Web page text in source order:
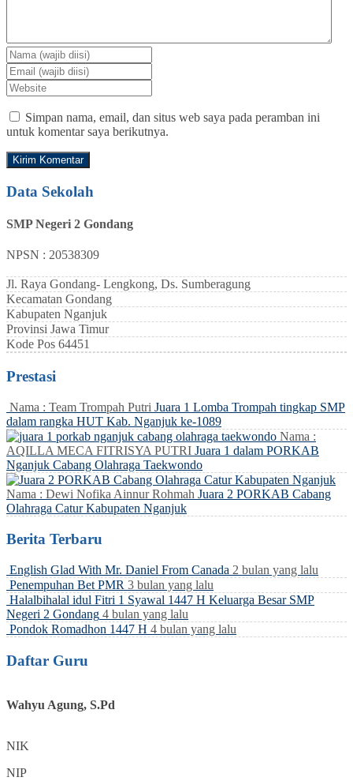
Simpan nama, email, dan situs web saya pada peramban ini
untuk komentar saya berikutnya.
Data Sekolah
SMP Negeri 2 Gondang
NPSN : 20538309
Jl. Raya Gondang- Lengkong, Ds. Sumberagung
Kecamatan Gondang
Kabupaten Nganjuk
Provinsi Jawa Timur
Kode Pos 64451
Prestasi
Nama : Team Trompah Putri Juara 1 Lomba Trompah tingkap SMP
dalam rangka HUT Kab. Nganjuk ke-1089
Nama :
AQILLA MECA FITRISYA PUTRI Juara 1 dalam PORKAB
Nganjuk Cabang Olahraga Taekwondo
Nama : Dewi Nofika Ainnur Rohmah Juara 2 PORKAB Cabang
Olahraga Catur Kabupaten Nganjuk
Berita Terbaru
English Glad With Mr. Daniel From Canada 2 bulan yang lalu
Penempuhan Bet PMR 3 bulan yang lalu
Halalbihalal idul Fitri 1 Syawal 1447 H Keluarga Besar SMP
Negeri 2 Gondang 4 bulan yang lalu
Pondok Romadhon 1447 H 4 bulan yang lalu
Daftar Guru
Wahyu Agung, S.Pd
NIK
NIP